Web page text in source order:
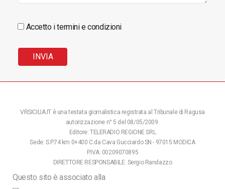
Accetto i termini e condizioni
VRSICILIA.IT è una testata giornalistica registrata al Tribunale di Ragusa
autorizzazione n° 5 del 08/05/2009.
Editore: TELERADIO REGIONE SRL
Sede: S.P.74 km 0+400 C.da Cava Gucciardo SN - 97015 MODICA
P.IVA: 00209070895
DIRETTORE RESPONSABILE: Sergio Randazzo
Questo sito è associato alla